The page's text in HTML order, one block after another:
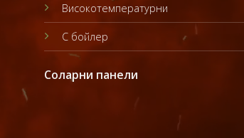
Високотемпературни
С бойлер
Соларни панели